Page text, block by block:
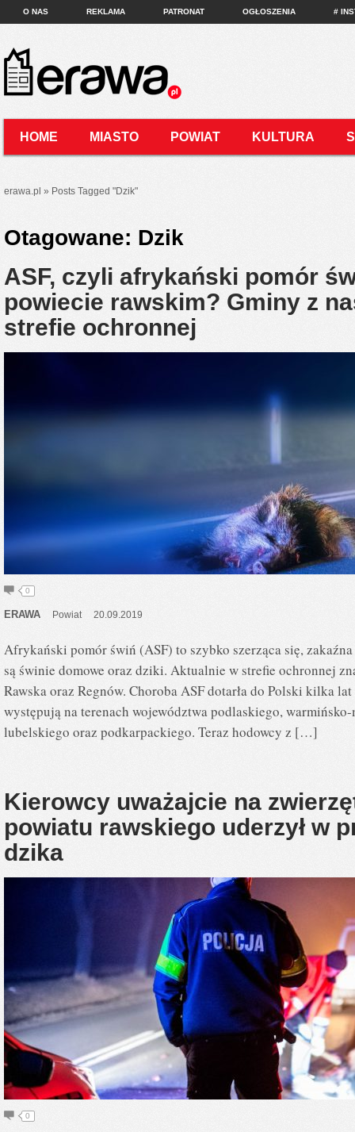
O NAS REKLAMA PATRONAT OGŁOSZENIA #
HOME MIASTO POWIAT KULTURA
erawa.pl » Posts Tagged "Dzik"
Otagowane: Dzik
ASF, czyli afrykański pomór
powiecie rawskim? Gminy z
strefie ochronnej
0
ERAWA Powiat 20.09.2019
Afrykański pomór świń (ASF) to szybko szerząca się,
są świnie domowe oraz dziki. Aktualnie w strefie ochronnej
Rawska oraz Regnów. Choroba ASF dotarła do Polski kilka
występują na terenach województwa podlaskiego,
lubelskiego oraz podkarpackiego. Teraz hodowcy z […]
Kierowcy uważajcie na
powiatu rawskiego uderzył w
dzika
0